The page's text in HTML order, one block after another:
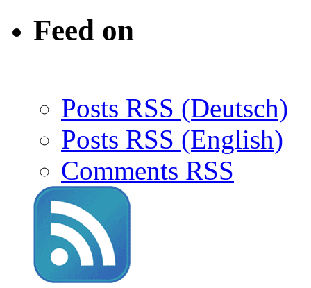
Feed on
Posts RSS (Deutsch)
Posts RSS (English)
Comments RSS